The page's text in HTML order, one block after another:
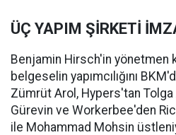
ÜÇ YAPIM ŞİRKETİ
Benjamin Hirsch'in yönetmen
belgeselin yapımcılığını
Zümrüt Arol, Hypers'tan Tolga
Gürevin ve Workerbee'den
ile Mohammad Mohsin